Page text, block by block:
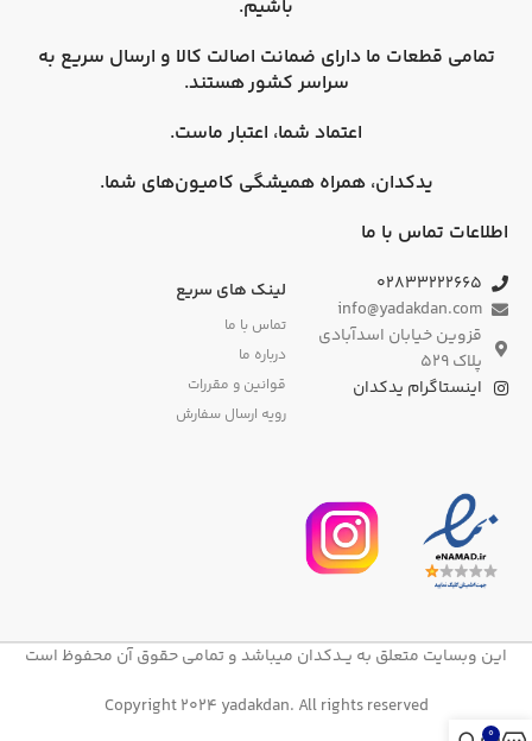
باشیم.
تمامی قطعات ما دارای ضمانت اصالت کالا و ارسال سریع به
سراسر کشورهستند.
اعتماد شما، اعتبار ماست.
یدکدان، همراه همیشگی کامیون‌های شما.
اطلاعات تماس با ما
۰۲۸۳۳۲۲۲۶۶۵
info@yadakdan.com
قزوین خیابان اسدآبادی
پلاک ۵۲۹
اینستاگرام یدکدان
لینک های سریع
تماس با ما
درباره ما
قوانین و مقررات
رویه ارسال سفارش
این وبسایت متعلق به یــدکدان میباشد و تمامی حقوق آن محفوظ است
Copyright 2024 yadakdan. All rights reserved
0